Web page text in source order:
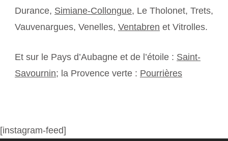
Durance, Simiane-Collongue, Le Tholonet, Trets,
Vauvenargues, Venelles, Ventabren et Vitrolles.
Et sur le Pays d’Aubagne et de l’étoile : Saint-
Savournin; la Provence verte : Pourrières
[instagram-feed]